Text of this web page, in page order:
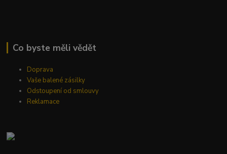
Co byste měli vědět
Doprava
Vaše balené zásilky
Odstoupení od smlouvy
Reklamace